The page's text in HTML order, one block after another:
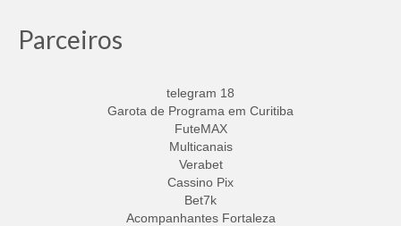
Parceiros
telegram 18
Garota de Programa em Curitiba
FuteMAX
Multicanais
Verabet
Cassino Pix
Bet7k
Acompanhantes Fortaleza